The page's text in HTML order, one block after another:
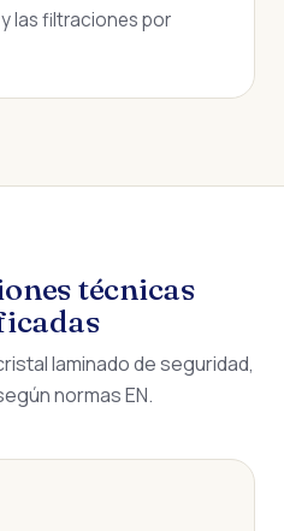
las filtraciones por
técnicas
laminado de seguridad,
normas EN.